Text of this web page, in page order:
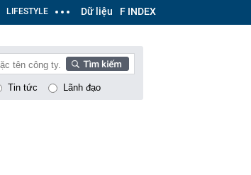
LIFESTYLE Dữ liệu F INDEX
Tin tức Lãnh đạo